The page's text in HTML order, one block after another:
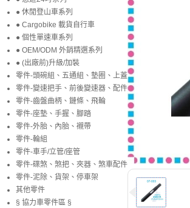
● 休閒登山車系列
● Cargobike 載貨自行車
● 個性單速車系列
● OEM/ODM 外銷精選系列
● (出廠前)升級/加裝
零件-頭碗組、五通組、墊圈、上蓋
零件-變速把手、前後變速器、配件
零件-齒盤曲柄、鏈條、飛輪
零件-座墊、手握、腳踏
零件-外胎、內胎、襯帶
零件-輪組
零件-車手/立管/座管
零件-碟煞、煞把、夾器、煞車配件
零件-泥除、貨架、停車架
其他零件
§ 協力車零件區 §